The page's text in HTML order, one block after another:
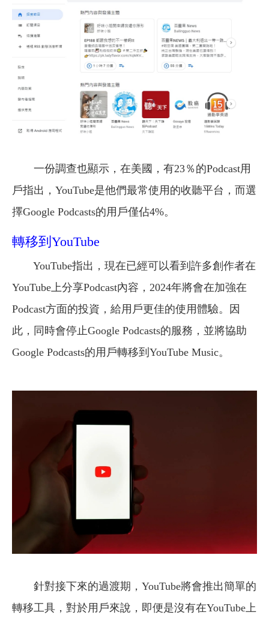
一份調查也顯示，在美國，有23％的Podcast用
戶指出，YouTube是他們最常使用的收聽平台，而選
擇Google Podcasts的用戶僅佔4%。
轉移到YouTube
YouTube指出，現在已經可以看到許多創作者在
YouTube上分享Podcast內容，2024年將會在加強在
Podcast方面的投資，給用戶更佳的使用體驗。因
此，同時會停止Google Podcasts的服務，並將協助
Google Podcasts的用戶轉移到YouTube Music。
針對接下來的過渡期，YouTube將會推出簡單的
轉移工具，對於用戶來說，即便是沒有在YouTube上